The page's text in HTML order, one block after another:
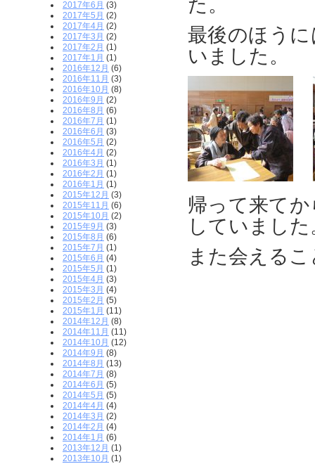
2017年6月 (3)
2017年5月 (2)
2017年4月 (2)
2017年3月 (2)
2017年2月 (1)
2017年1月 (1)
2016年12月 (6)
2016年11月 (3)
2016年10月 (8)
2016年9月 (2)
2016年8月 (6)
2016年7月 (1)
2016年6月 (3)
2016年5月 (2)
2016年4月 (2)
2016年3月 (1)
2016年2月 (1)
2016年1月 (1)
2015年12月 (3)
2015年11月 (6)
2015年10月 (2)
2015年9月 (3)
2015年8月 (6)
2015年7月 (1)
2015年6月 (4)
2015年5月 (1)
2015年4月 (3)
2015年3月 (4)
2015年2月 (5)
2015年1月 (11)
2014年12月 (8)
2014年11月 (11)
2014年10月 (12)
2014年9月 (8)
2014年8月 (13)
2014年7月 (8)
2014年6月 (5)
2014年5月 (5)
2014年4月 (4)
2014年3月 (2)
2014年2月 (4)
2014年1月 (6)
2013年12月 (1)
2013年10月 (1)
た。
最後のほう
いました。
帰って来て
していました
また会える